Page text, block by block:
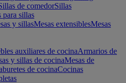
de comedorSillas
para sillas
y sillasMesas extensiblesMesas
auxiliares de cocinaArmarios de
y sillas de cocinaMesas de
de cocinaCocinas